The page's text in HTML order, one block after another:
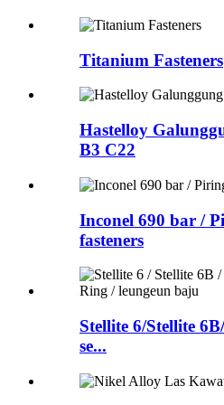
Titanium Fasteners
Hastelloy
B3 C22
Inconel 690 bar /
fasteners
Stellite 6/Stellite
se...